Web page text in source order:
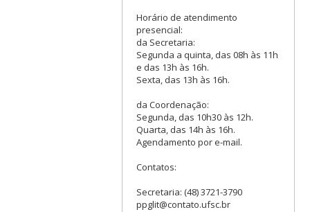
Horário de atendimento
presencial:
da Secretaria:
Segunda a quinta, das 08h às 11h
e das 13h às 16h.
Sexta, das 13h às 16h.
da Coordenação:
Segunda, das 10h30 às 12h.
Quarta, das 14h às 16h.
Agendamento por e-mail.
Contatos:
Secretaria: (48) 3721-3790
ppglit@contato.ufsc.br